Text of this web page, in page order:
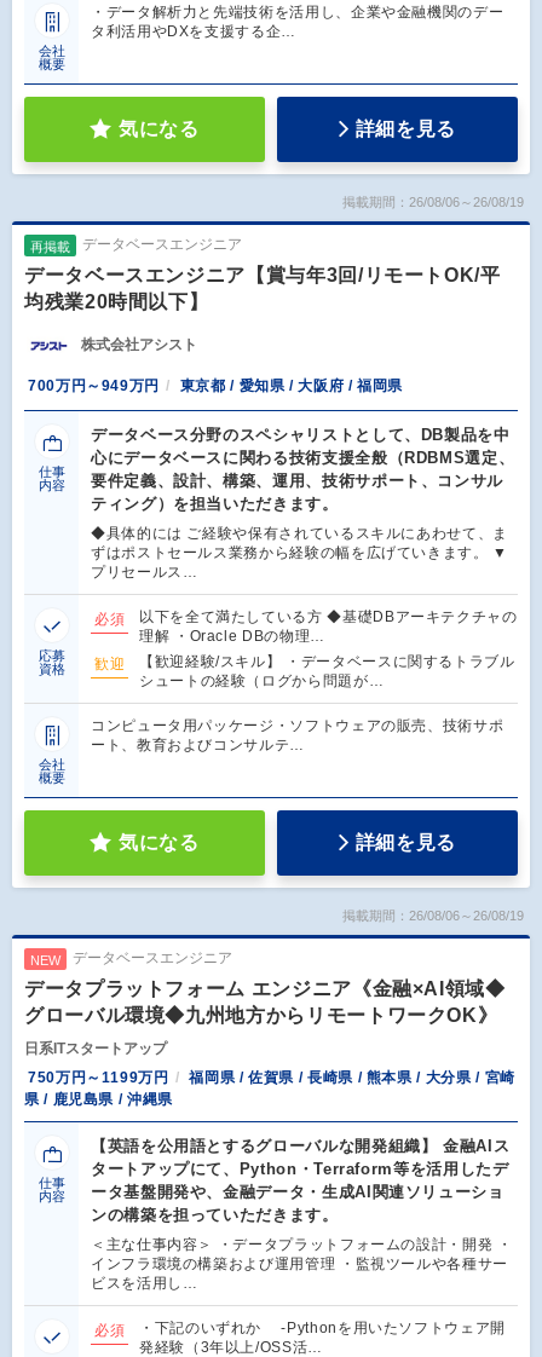
会社
概要
・データ解析力と先端技術を活用し、企業や金融機関のデー
タ利活用やDXを支援する企…
気になる 詳細を見る
掲載期間：26/08/06～26/08/19
再掲載 データベースエンジニア
データベースエンジニア【賞与年3回/リモートOK/平
均残業20時間以下】
株式会社アシスト
700万円～949万円 東京都 / 愛知県 / 大阪府 / 福岡県
仕事
内容
データベース分野のスペシャリストとして、DB製品を中
心にデータベースに関わる技術支援全般（RDBMS選定、
要件定義、設計、構築、運用、技術サポート、コンサル
ティング）を担当いただきます。
◆具体的には ご経験や保有されているスキルにあわせて、ま
ずはポストセールス業務から経験の幅を広げていきます。 ▼
プリセールス…
応募
資格
必須
以下を全て満たしている方 ◆基礎DBアーキテクチャの
理解 ・Oracle DBの物理…
歓迎
【歓迎経験/スキル】 ・データベースに関するトラブル
シュートの経験（ログから問題が…
会社
概要
コンピュータ用パッケージ・ソフトウェアの販売、技術サポ
ート、教育およびコンサルテ…
気になる 詳細を見る
掲載期間：26/08/06～26/08/19
NEW データベースエンジニア
データプラットフォーム エンジニア《金融×AI領域◆
グローバル環境◆九州地方からリモートワークOK》
日系ITスタートアップ
750万円～1199万円
福岡県 / 佐賀県 / 長崎県 / 熊本県 / 大分県 / 宮崎
県 / 鹿児島県 / 沖縄県
仕事
内容
【英語を公用語とするグローバルな開発組織】 金融AIス
タートアップにて、Python・Terraform等を活用したデ
ータ基盤開発や、金融データ・生成AI関連ソリューショ
ンの構築を担っていただきます。
＜主な仕事内容＞ ・データプラットフォームの設計・開発 ・
インフラ環境の構築および運用管理 ・監視ツールや各種サー
ビスを活用し…
必須
・下記のいずれか -Pythonを用いたソフトウェア開
発経験（3年以上/OSS活…